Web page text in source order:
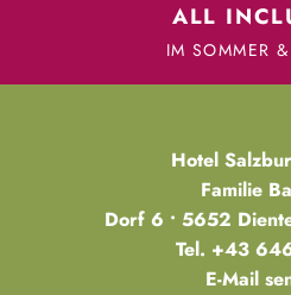
ALL
IM SOMMER
Hotel
Familie
Dorf 6 • 5652
Tel. +43
E-Mail